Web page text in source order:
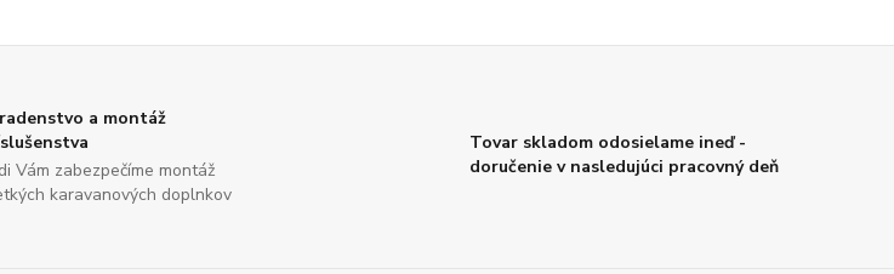
a montáž
Vám zabezpečíme montáž
karavanových doplnkov
Tovar skladom odosielame ineď -
doručenie v nasledujúci pracovný deň